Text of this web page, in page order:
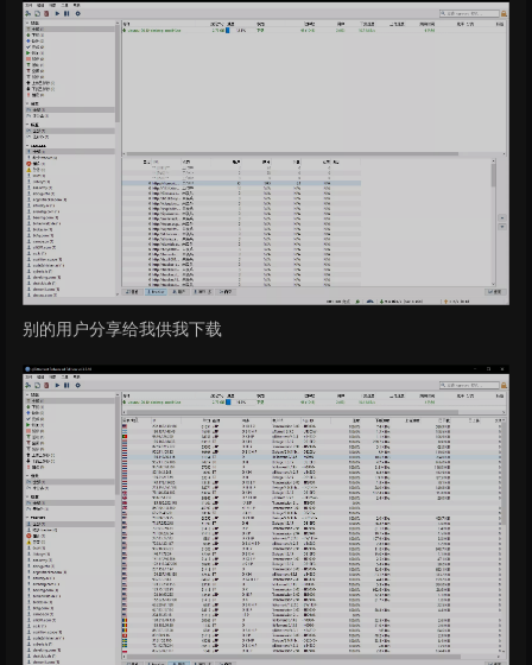
别的用户分享给我供我下载